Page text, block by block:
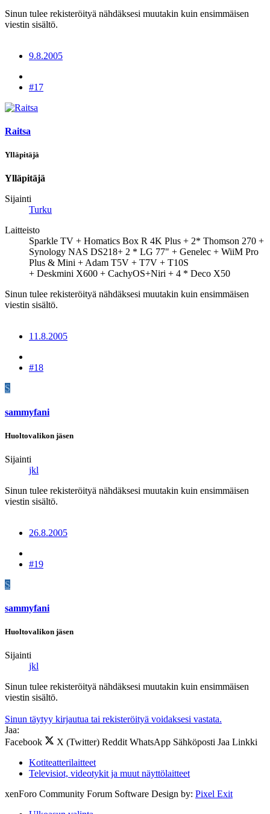
Sinun tulee rekisteröityä nähdäksesi muutakin kuin ensimmäisen
viestin sisältö.
9.8.2005
#17
Raitsa
Ylläpitäjä
Ylläpitäjä
Sijainti
Turku
Laitteisto
Sparkle TV + Homatics Box R 4K Plus + 2* Thomson 270 +
Synology NAS DS218+ 2 * LG 77" + Genelec + WiiM Pro
Plus & Mini + Adam T5V + T7V + T10S
+ Deskmini X600 + CachyOS+Niri + 4 * Deco X50
Sinun tulee rekisteröityä nähdäksesi muutakin kuin ensimmäisen
viestin sisältö.
11.8.2005
#18
S
sammyfani
Huoltovalikon jäsen
Sijainti
jkl
Sinun tulee rekisteröityä nähdäksesi muutakin kuin ensimmäisen
viestin sisältö.
26.8.2005
#19
S
sammyfani
Huoltovalikon jäsen
Sijainti
jkl
Sinun tulee rekisteröityä nähdäksesi muutakin kuin ensimmäisen
viestin sisältö.
Sinun täytyy kirjautua tai rekisteröityä voidaksesi vastata.
Jaa:
Facebook
X (Twitter) Reddit WhatsApp Sähköposti Jaa Linkki
Kotiteatterilaitteet
Televisiot, videotykit ja muut näyttölaitteet
xenForo Community Forum Software Design by: Pixel Exit